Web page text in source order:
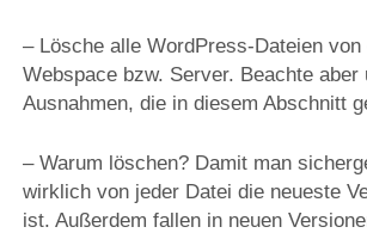
– Lösche alle WordPress-Dateien von
Webspace bzw. Server. Beachte aber
Ausnahmen, die in diesem Abschnitt
– Warum löschen? Damit man
wirklich von jeder Datei die neueste
ist. Außerdem fallen in neuen